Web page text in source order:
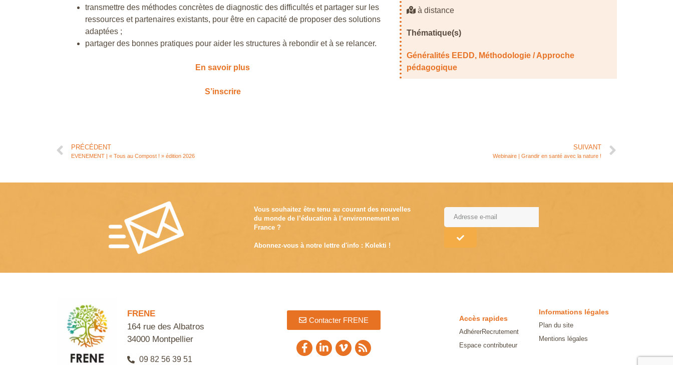
transmettre des méthodes concrètes de diagnostic des difficultés et partager sur les
ressources et partenaires existants, pour être en capacité de proposer des solutions
adaptées ;
partager des bonnes pratiques pour aider les structures à rebondir et à se relancer.
En savoir plus
S’inscrire
à distance
Thématique(s)
Généralités EEDD, Méthodologie / Approche
pédagogique
PRÉCÉDENT
EVENEMENT | « Tous au Compost ! » édition 2026
SUIVANT
Webinaire | Grandir en santé avec la nature !
Vous souhaitez être tenu au courant des nouvelles
du monde de l’éducation à l’environnement en
France ?
Abonnez-vous à notre lettre d'info : Kolekti !
FRENE
164 rue des Albatros
34000 Montpellier
09 82 56 39 51
Contacter FRENE Accès rapides
AdhérerRecrutement
Espace contributeur
Informations légales
Plan du site
Mentions légales